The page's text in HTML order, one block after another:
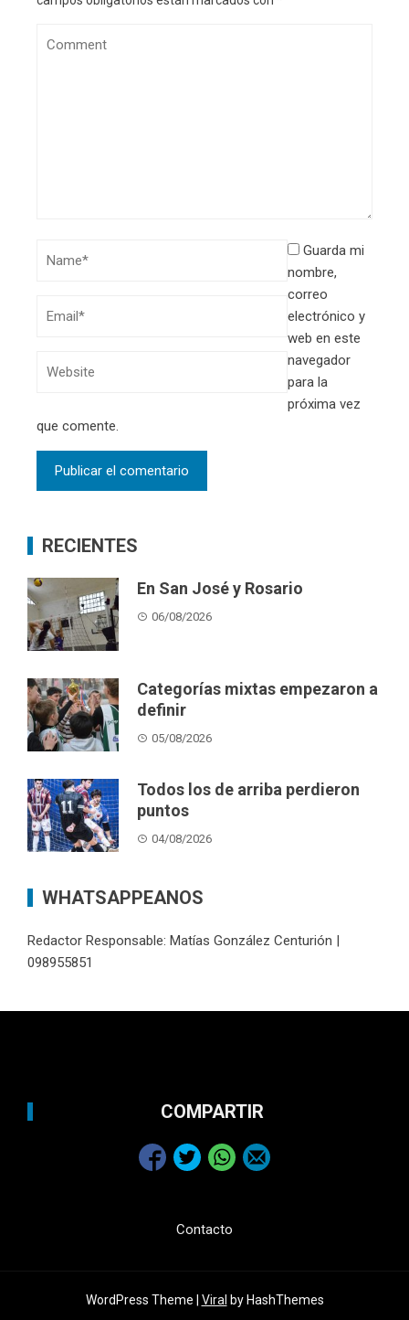
Guarda mi
nombre,
correo
electrónico y
web en este
navegador
para la
próxima vez
que comente.
RECIENTES
En San José y Rosario
06/08/2026
Categorías mixtas empezaron a
definir
05/08/2026
Todos los de arriba perdieron
puntos
04/08/2026
WHATSAPPEANOS
Redactor Responsable: Matías González Centurión |
098955851
COMPARTIR
Contacto
WordPress Theme | Viral by HashThemes